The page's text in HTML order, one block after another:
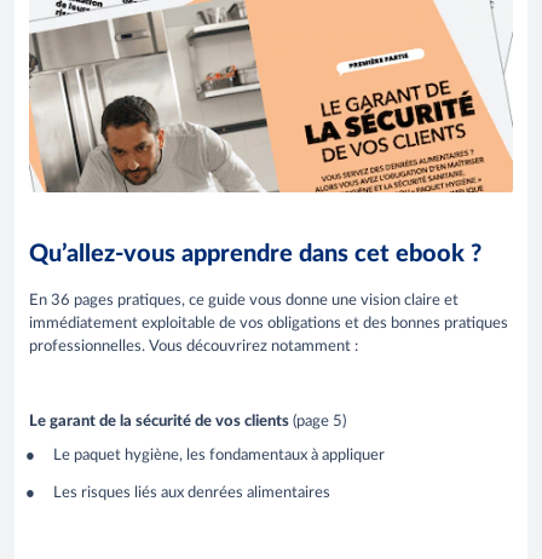
Qu’allez-vous apprendre dans cet ebook ?
En 36 pages pratiques, ce guide vous donne une vision claire et
immédiatement exploitable de vos obligations et des bonnes pratiques
professionnelles. Vous découvrirez notamment :
Le garant de la sécurité de vos clients (page 5)
Le paquet hygiène, les fondamentaux à appliquer
Les risques liés aux denrées alimentaires